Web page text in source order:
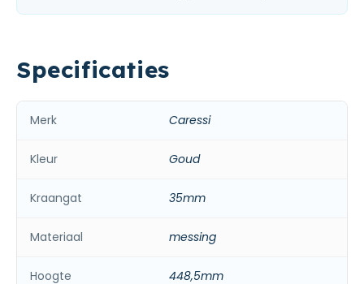
Specificaties
Merk Caressi
Kleur Goud
Kraangat 35mm
Materiaal messing
Hoogte 448,5mm